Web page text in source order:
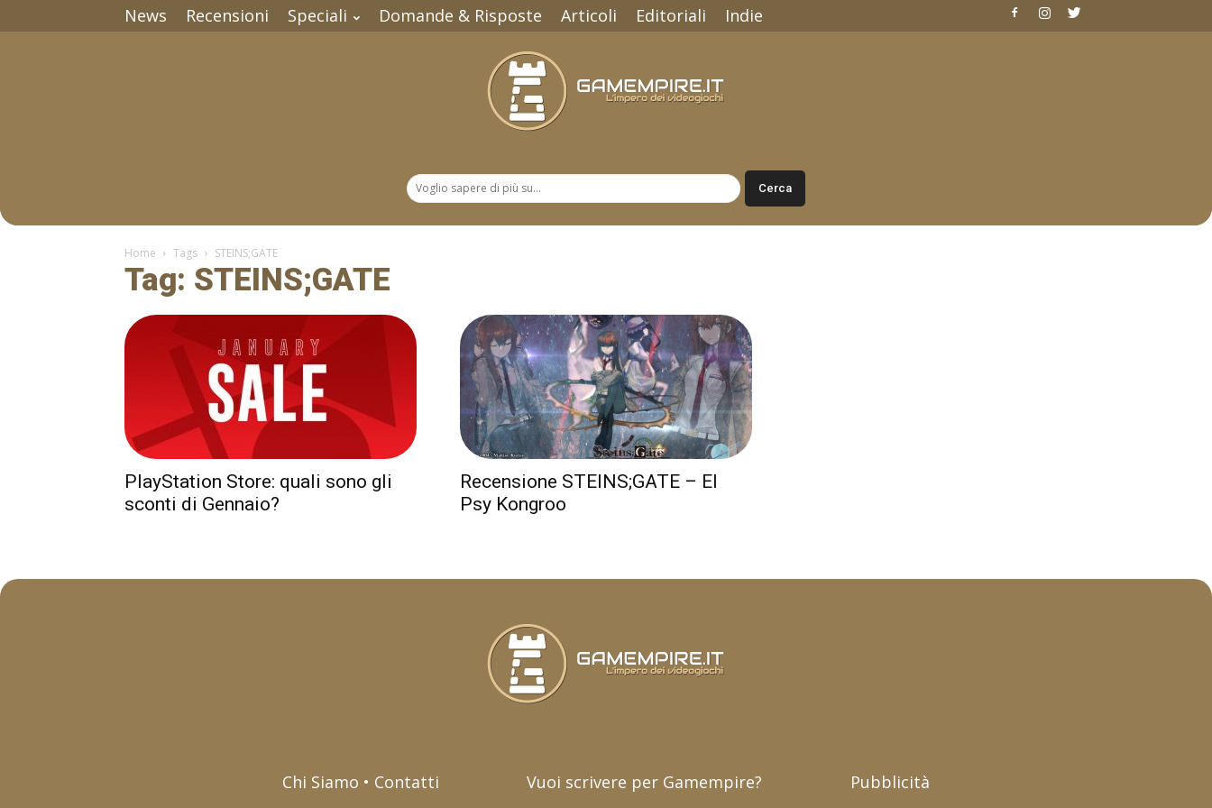
News Recensioni Speciali Domande & Risposte Articoli Editoriali Indie
Home Tags STEINS;GATE
Tag: STEINS;GATE
PlayStation Store: quali sono gli
sconti di Gennaio?
Recensione STEINS;GATE – El
Psy Kongroo
Chi Siamo • Contatti Vuoi scrivere per Gamempire? Pubblicità